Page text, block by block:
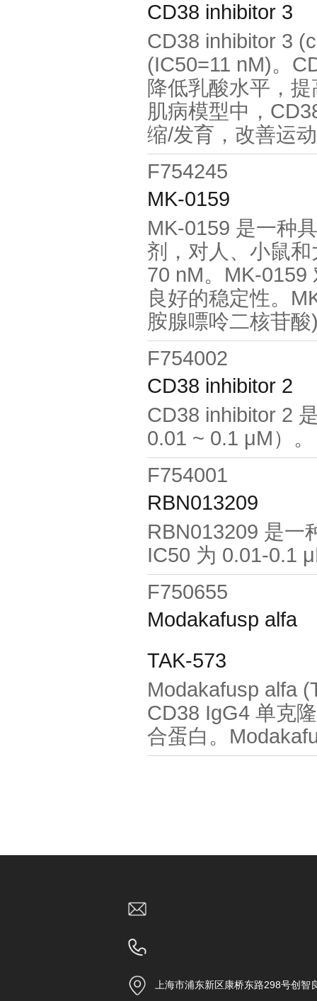
CD38 inhibitor 3
CD38 inhibitor 3
(IC50=11 nM)。
降低乳酸水平，
肌病模型中，
缩/发育，改善运
F754245
MK-0159
MK-0159 是一种
剂，对人、小鼠
70 nM。MK-0159
良好的稳定性。
胺腺嘌呤二核苷
F754002
CD38 inhibitor 2
CD38 inhibitor 2
0.01 ~ 0.1 μΜ）。
F754001
RBN013209
RBN013209 是一
IC50 为 0.01-0.1
F750655
Modakafusp alfa
TAK-573
Modakafusp alfa
CD38 IgG4 单克
合蛋白。
上海市浦东新区康桥东路298号创智